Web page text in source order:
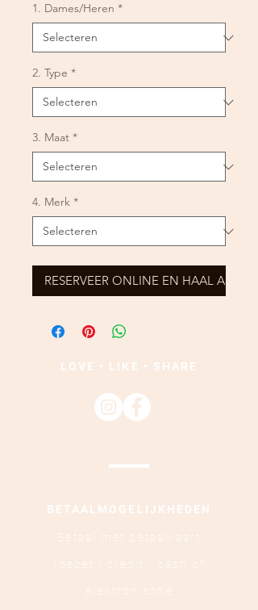
1. Dames/Heren *
2. Type *
3. Maat *
4. Merk *
RESERVEER ONLINE EN HAAL AF
LOVE • LIKE • SHARE
BETAALMOGELIJKHEDEN
Betaal met betaalkaart
(debet | credit), cash of
elektronische